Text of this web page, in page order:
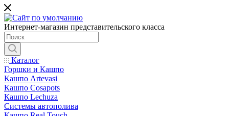
Интернет-магазин представительского класса
Каталог
Горшки и Кашпо
Кашпо Artevasi
Кашпо Cosapots
Кашпо Lechuza
Системы автополива